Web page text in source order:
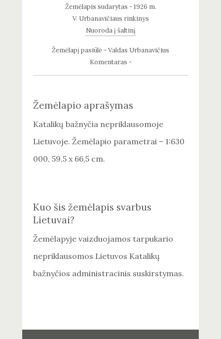
Žemėlapis sudarytas - 1926 m.
V. Urbanavičiaus rinkinys
Nuoroda į šaltinį
Žemėlapį pasiūlė - Valdas Urbanavičius
Komentaras -
Žemėlapio aprašymas
Katalikų bažnyčia nepriklausomoje
Lietuvoje. Žemėlapio parametrai – 1:630
000, 59,5 x 66,5 cm.
Kuo šis žemėlapis svarbus
Lietuvai?
Žemėlapyje vaizduojamos tarpukario
nepriklausomos Lietuvos Katalikų
bažnyčios administracinis suskirstymas.